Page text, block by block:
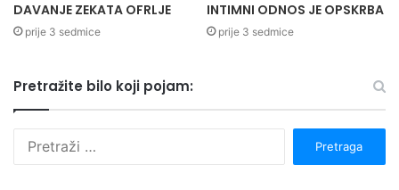
DAVANJE ZEKATA OFRLJE
prije 3 sedmice
INTIMNI ODNOS JE OPSKRBA
prije 3 sedmice
Pretražite bilo koji pojam: